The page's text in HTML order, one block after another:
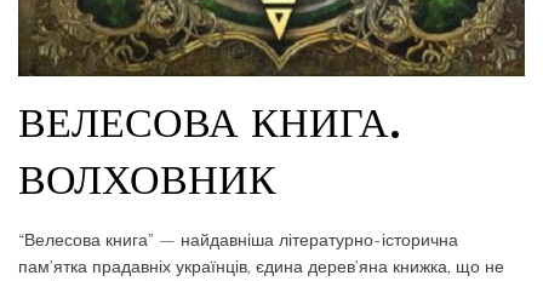
ВЕЛЕСОВА КНИГА.
ВОЛХОВНИК
“Велесова книга” — найдавніша літературно-історична
пам’ятка прадавніх українців, єдина дерев’яна книжка, що не